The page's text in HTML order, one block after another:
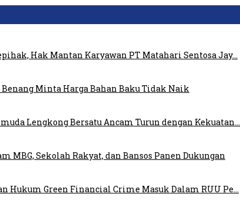
Hak Mantan Karyawan PT Matahari Sentosa Jay…
Minta Harga Bahan Baku Tidak Naik
Lengkong Bersatu Ancam Turun dengan Kekuatan…
MBG, Sekolah Rakyat, dan Bansos Panen Dukungan
Hukum Green Financial Crime Masuk Dalam RUU Pe…